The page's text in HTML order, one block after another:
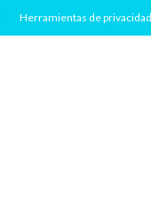
Herramientas de privacidad